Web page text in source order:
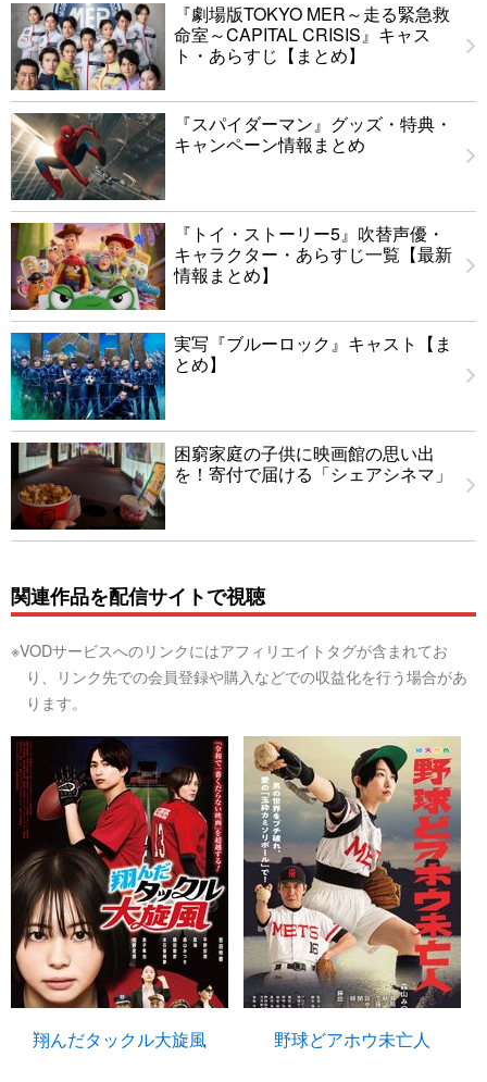
『劇場版TOKYO MER～走る緊急救
命室～CAPITAL CRISIS』キャス
ト・あらすじ【まとめ】
『スパイダーマン』グッズ・特典・
キャンペーン情報まとめ
『トイ・ストーリー5』吹替声優・
キャラクター・あらすじ一覧【最新
情報まとめ】
実写『ブルーロック』キャスト【ま
とめ】
困窮家庭の子供に映画館の思い出
を！寄付で届ける「シェアシネマ」
関連作品を配信サイトで視聴
※VODサービスへのリンクにはアフィリエイトタグが含まれてお
り、リンク先での会員登録や購入などでの収益化を行う場合があ
ります。
翔んだタックル大旋風 野球どアホウ未亡人